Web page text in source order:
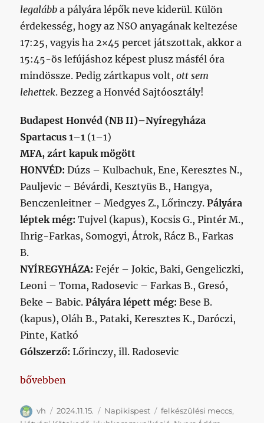
legalább a pályára lépők neve kiderül. Külön
érdekesség, hogy az NSO anyagának keltezése
17:25, vagyis ha 2×45 percet játszottak, akkor a
15:45-ös lefújáshoz képest plusz másfél óra
mindössze. Pedig zártkapus volt,ott sem
lehettek. Bezzeg a Honvéd Sajtóosztály!
Budapest Honvéd (NB II)–Nyíregyháza
Spartacus 1–1 (1–1)
MFA, zárt kapuk mögött
HONVÉD: Dúzs – Kulbachuk, Ene, Keresztes N.,
Pauljevic – Bévárdi, Kesztyüs B., Hangya,
Benczenleitner – Medgyes Z., Lőrinczy.Pályára
léptek még: Tujvel (kapus), Kocsis G., Pintér M.,
Ihrig-Farkas, Somogyi, Átrok, Rácz B., Farkas
B.
NYÍREGYHÁZA: Fejér – Jokic, Baki, Gengeliczki,
Leoni – Toma, Radosevic – Farkas B., Gresó,
Beke – Babic.Pályára lépett még: Bese B.
(kapus), Oláh B., Pataki, Keresztes K., Daróczi,
Pinte, Katkó
Gólszerző:Lőrinczy, ill. Radosevic
„Napikispest 2024/11/15”
bővebben
Szerző
vh Közzétéve
2024.11.15. Kategória
Napikispest Címke
felkészülési meccs,